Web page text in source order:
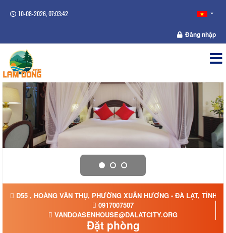
10-08-2026, 07:03:42
Đăng nhập
D55 , HOÀNG VĂN THỤ, PHƯỜNG XUÂN HƯƠNG - ĐÀ LẠT, TỈNH
0917007507
VANDOASENHOUSE@DALATCITY.ORG
Đặt phòng